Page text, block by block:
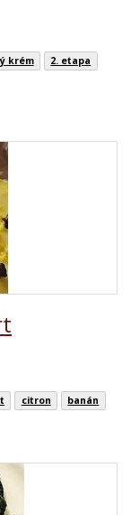
krém
2. etapa
citron banán